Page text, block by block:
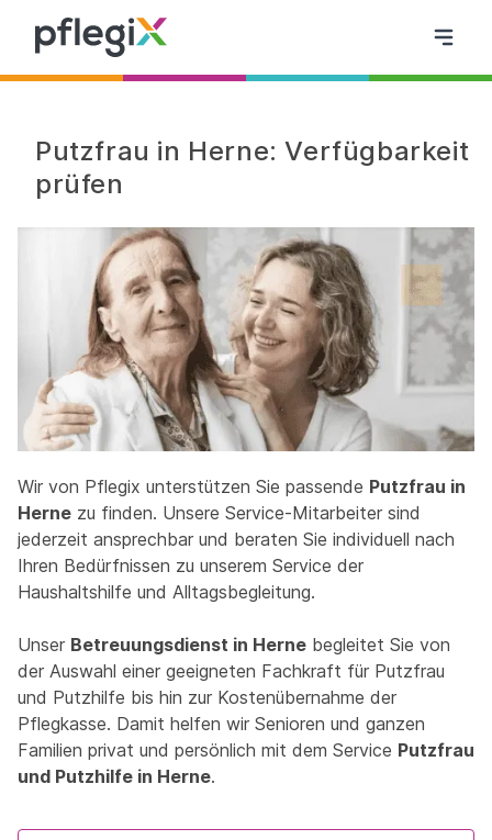
Putzfrau in Herne: Verfügbarkeit
prüfen
Wir von Pflegix unterstützen Sie passende Putzfrau in
Herne zu finden. Unsere Service-Mitarbeiter sind
jederzeit ansprechbar und beraten Sie individuell nach
Ihren Bedürfnissen zu unserem Service der
Haushaltshilfe und Alltagsbegleitung.
Unser Betreuungsdienst in Herne begleitet Sie von
der Auswahl einer geeigneten Fachkraft für Putzfrau
und Putzhilfe bis hin zur Kostenübernahme der
Pflegkasse. Damit helfen wir Senioren und ganzen
Familien privat und persönlich mit dem Service Putzfrau
und Putzhilfe in Herne.